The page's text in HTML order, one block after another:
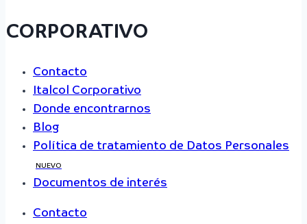
CORPORATIVO
Contacto
Italcol Corporativo
Donde encontrarnos
Blog
Política de tratamiento de Datos Personales
NUEVO
Documentos de interés
Contacto